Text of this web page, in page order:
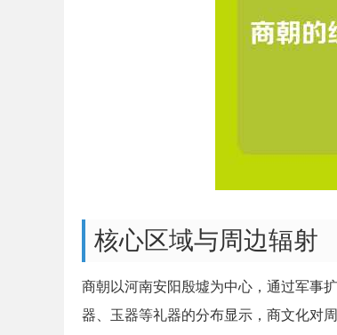
核心区域与周边辐射
商朝以河南安阳殷墟为中心，通过军事
器、玉器等礼器的分布显示，商文化对